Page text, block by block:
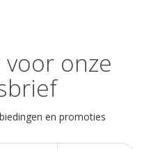
onze
en promoties